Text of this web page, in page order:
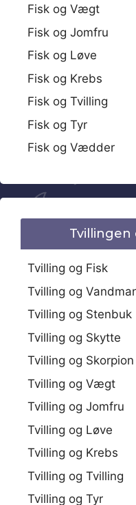
Fisk og Vægt
Fisk og Jomfru
Fisk og Løve
Fisk og Krebs
Fisk og Tvilling
Fisk og Tyr
Fisk og Vædder
Tvilling og Fisk
Tvilling og
Tvilling og Stenbuk
Tvilling og Skytte
Tvilling og Skorpion
Tvilling og Vægt
Tvilling og Jomfru
Tvilling og Løve
Tvilling og Krebs
Tvilling og Tvilling
Tvilling og Tyr